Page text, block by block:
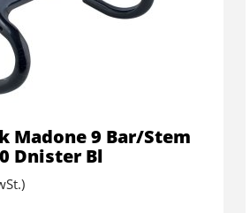
Madone 9 Bar/Stem
Dnister Bl